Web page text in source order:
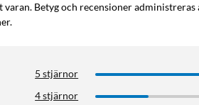
Betyg och recensioner
5 stjärnor
4 stjärnor